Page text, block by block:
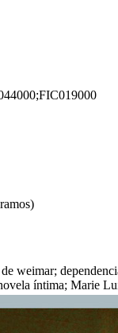
weimar;
íntima; Marie